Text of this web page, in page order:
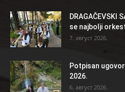
DRAGAČEVSKI
se najbolji
7. август 2026.
Potpisan
2026.
6. август 2026.